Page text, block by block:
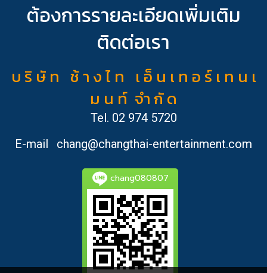
ต้องการรายละเอียดเพิ่มเติม
ติดต่อเรา
บ ริ ษั ท ช้ า ง ไ ท เ อ็ น เ ท อ ร์ เ ท น เ
ม น ท์ จำ กั ด
Tel. 02 974 5720
E-mail
chang@changthai-entertainment.com
chang080807